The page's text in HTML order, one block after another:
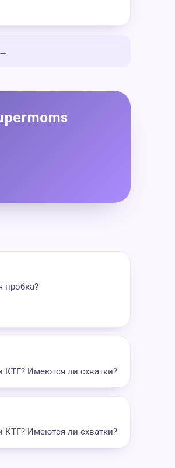
пробка?
КТГ? Имеются ли схватки?
КТГ? Имеются ли схватки?